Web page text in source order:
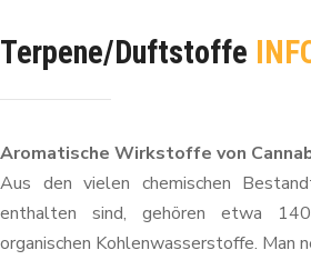
Terpene/Duftstoffe
Aromatische Wirkstoffe von
Aus den vielen chemischen
enthalten sind, gehören etwa
organischen Kohlenwasserstoffe. Man